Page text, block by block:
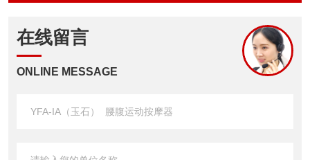
在线留言
ONLINE MESSAGE